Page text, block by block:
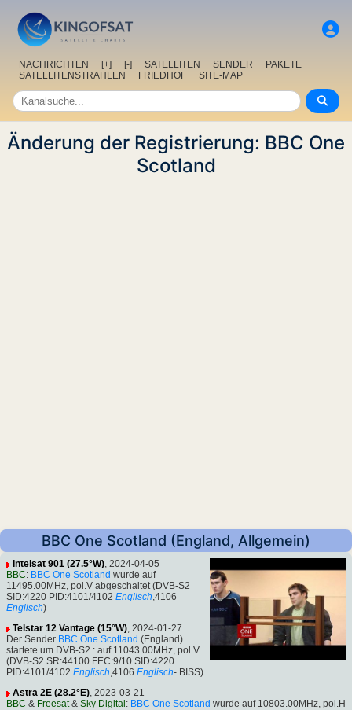
NACHRICHTEN [+] [-] SATELLITEN SENDER
PAKETE
SATELLITENSTRAHLEN
FRIEDHOF SITE-MAP
Änderung der Registrierung: BBC One
Scotland
BBC One Scotland (England, Allgemein)
Intelsat 901 (27.5°W), 2024-04-05
BBC: BBC One Scotland wurde auf
11495.00MHz, pol.V abgeschaltet (DVB-S2
SID:4220 PID:4101/4102 Englisch,4106
Englisch)
Telstar 12 Vantage (15°W), 2024-01-27
Der Sender BBC One Scotland (England)
startete um DVB-S2 : auf 11043.00MHz, pol.V
(DVB-S2 SR:44100 FEC:9/10 SID:4220
PID:4101/4102 Englisch,4106 Englisch- BISS).
Astra 2E (28.2°E), 2023-03-21
BBC & Freesat& Sky Digital : BBC One Scotland wurde auf 10803.00MHz, pol.H